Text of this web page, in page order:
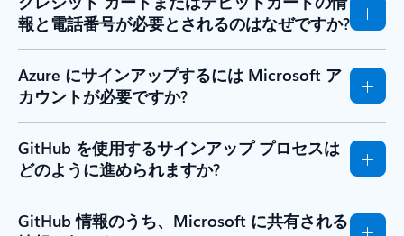
報と電話番号が必要とされるのはなぜですか?
Azure にサインアップするには Microsoft ア
カウントが必要ですか?
GitHub を使用するサインアップ プロセスは
どのように進められますか?
GitHub 情報のうち、Microsoft に共有される